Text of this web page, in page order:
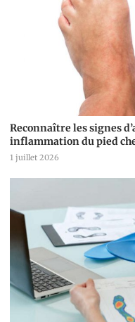
Reconnaître les signes
inflammation du pied
1 juillet 2026